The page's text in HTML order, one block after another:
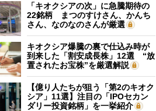
「キオクシアの次」に急騰期待の
22銘柄 まつのすけさん、かんち
さん、なのなのさんが厳選
キオクシア爆騰の裏で仕込み時が
到来した「割安成長株」12選 “放
置されたお宝株”を厳選解説
【億り人たちが狙う「第2のキオク
シア」11選】注目の「IPOセカン
ダリー投資銘柄」を一挙紹介